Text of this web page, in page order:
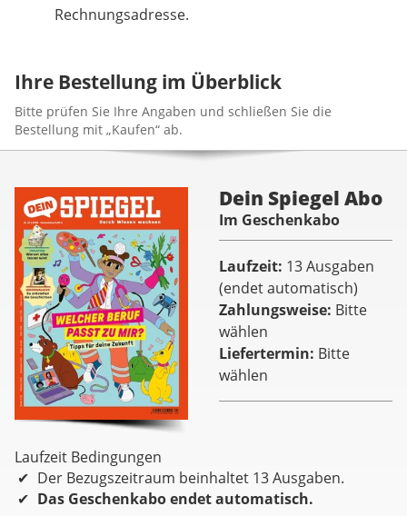
Rechnungsadresse.
Ihre Bestellung im Überblick
Bitte prüfen Sie Ihre Angaben und schließen Sie die
Bestellung mit „Kaufen“ ab.
Dein Spiegel Abo
Im Geschenkabo
Laufzeit 13 Ausgaben
(endet automatisch)
Zahlungsweise Bitte
wählen
Liefertermin Bitte
wählen
Laufzeit Bedingungen
Der Bezugszeitraum beinhaltet 13 Ausgaben.
Das Geschenkabo endet automatisch.